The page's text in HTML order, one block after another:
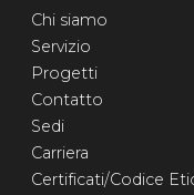
Chi siamo
Servizio
Progetti
Contatto
Sedi
Carriera
Certificati/Codice